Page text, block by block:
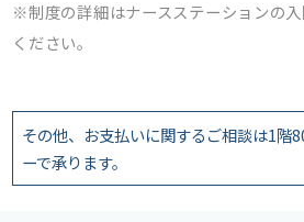
※制度の詳細はナースステーションの
ください。
その他、お支払いに関するご相談は1階
ーで承ります。